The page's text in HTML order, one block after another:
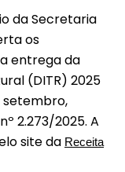
da Secretaria
os
entrega da
(DITR) 2025
2.273/2025. A
site da Receita